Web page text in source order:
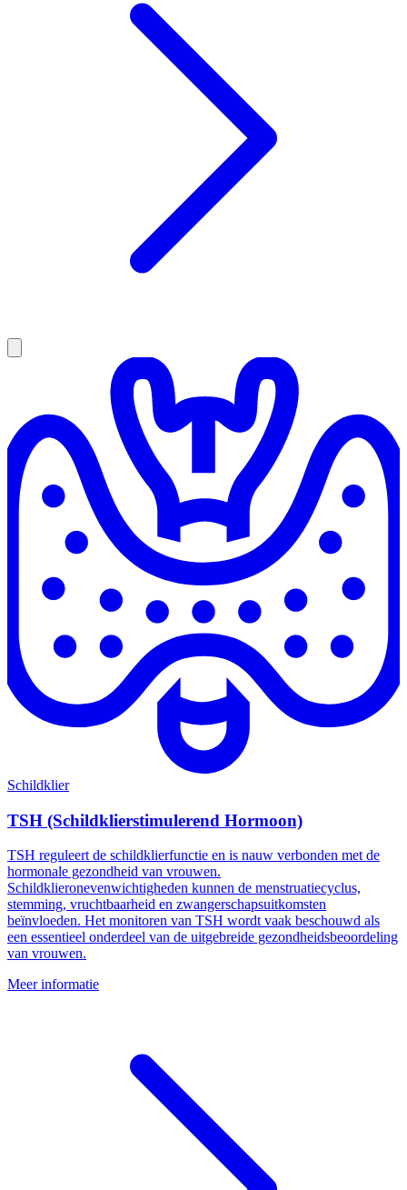
Schildklier
TSH (Schildklierstimulerend Hormoon)
TSH reguleert de schildklierfunctie en is nauw verbonden met de
hormonale gezondheid van vrouwen.
Schildklieronevenwichtigheden kunnen de menstruatiecyclus,
stemming, vruchtbaarheid en zwangerschapsuitkomsten
beïnvloeden. Het monitoren van TSH wordt vaak beschouwd als
een essentieel onderdeel van de uitgebreide gezondheidsbeoordeling
van vrouwen.
Meer informatie